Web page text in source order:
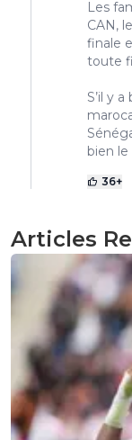
Les
CAN,
finale
toute
S’il y
bien
36+
Articles